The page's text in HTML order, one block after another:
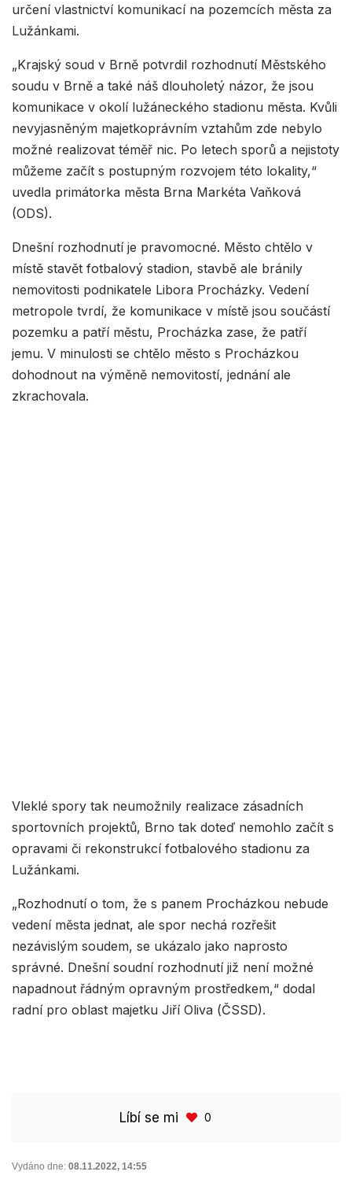
určení vlastnictví komunikací na pozemcích města za
Lužánkami.
„Krajský soud v Brně potvrdil rozhodnutí Městského
soudu v Brně a také náš dlouholetý názor, že jsou
komunikace v okolí lužáneckého stadionu města. Kvůli
nevyjasněným majetkoprávním vztahům zde nebylo
možné realizovat téměř nic. Po letech sporů a nejistoty
můžeme začít s postupným rozvojem této lokality,“
uvedla primátorka města Brna Markéta Vaňková
(ODS).
Dnešní rozhodnutí je pravomocné. Město chtělo v
místě stavět fotbalový stadion, stavbě ale bránily
nemovitosti podnikatele Libora Procházky. Vedení
metropole tvrdí, že komunikace v místě jsou součástí
pozemku a patří městu, Procházka zase, že patří
jemu. V minulosti se chtělo město s Procházkou
dohodnout na výměně nemovitostí, jednání ale
zkrachovala.
Vleklé spory tak neumožnily realizace zásadních
sportovních projektů, Brno tak doteď nemohlo začít s
opravami či rekonstrukcí fotbalového stadionu za
Lužánkami.
„Rozhodnutí o tom, že s panem Procházkou nebude
vedení města jednat, ale spor nechá rozřešit
nezávislým soudem, se ukázalo jako naprosto
správné. Dnešní soudní rozhodnutí již není možné
napadnout řádným opravným prostředkem,“ dodal
radní pro oblast majetku Jiří Oliva (ČSSD).
Líbí se mi 0
Vydáno dne: 08.11.2022, 14:55